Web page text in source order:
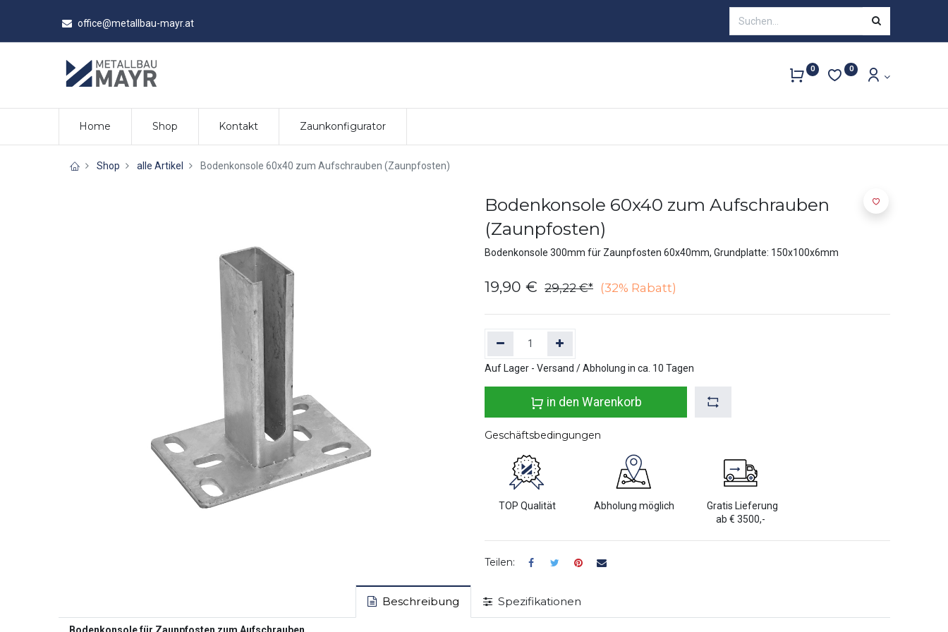
office@metallbau-mayr.at
0 0
Home Shop Kontakt Zaunkonfigurator
Shop alle Artikel Bodenkonsole 60x40 zum Aufschrauben (Zaunpfosten)
Bodenkonsole 60x40 zum Aufschrauben
(Zaunpfosten)
Bodenkonsole 300mm für Zaunpfosten 60x40mm, Grundplatte: 150x100x6mm
19,90 € 29,22€ (32% Rabatt)
Auf Lager - Versand / Abholung in ca. 10 Tagen
in den Warenkorb
Geschäftsbedingungen
TOP Qualität Abholung möglich
Gratis Lieferung
ab € 3500,-
Teilen:
Beschreibung Spezifikationen